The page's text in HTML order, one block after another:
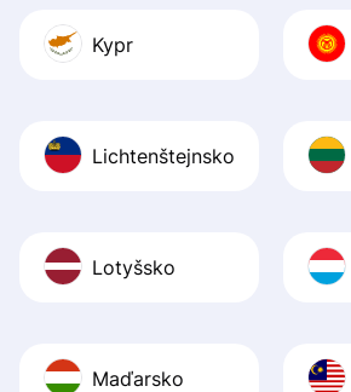
Kypr
Lichtenštejnsko
Lotyšsko
Maďarsko